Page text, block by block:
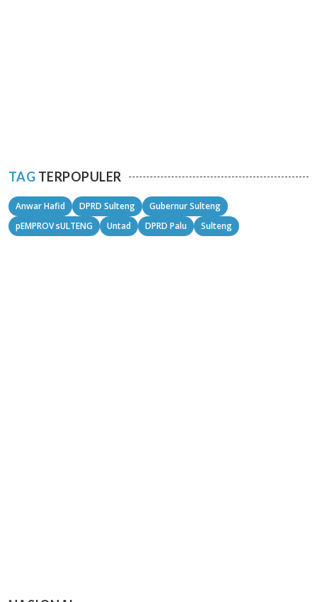
TAG TERPOPULER
Anwar Hafid DPRD Sulteng
Gubernur Sulteng
pEMPROV sULTENG
Untad DPRD Palu Sulteng